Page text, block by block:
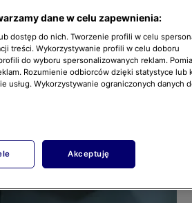
dane w celu zapewnienia:
dostęp do nich. Tworzenie profili w celu
treści. Wykorzystywanie profili w celu doboru
do wyboru spersonalizowanych reklam.
Rozumienie odbiorców dzięki statystyce lub
usług. Wykorzystywanie ograniczonych danych
Akceptuję